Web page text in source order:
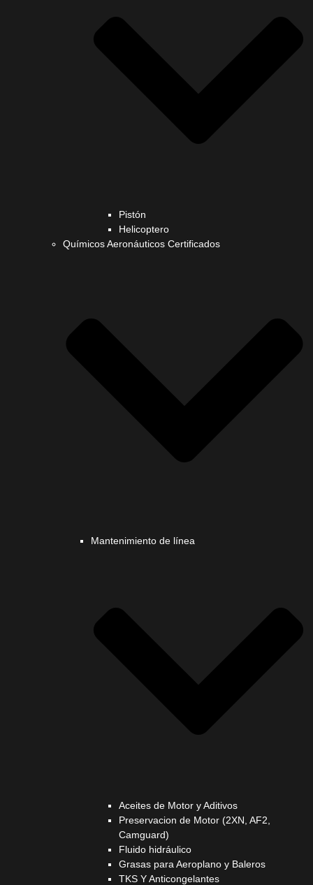
Pistón
Helicoptero
Químicos Aeronáuticos Certificados
Mantenimiento de línea
Aceites de Motor y Aditivos
Preservacion de Motor (2XN, AF2,
Camguard)
Fluido hidráulico
Grasas para Aeroplano y Baleros
TKS Y Anticongelantes